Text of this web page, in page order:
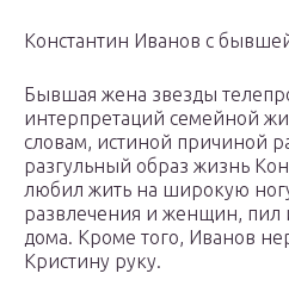
Константин Иванов с
Бывшая жена звезды
интерпретаций семейной
словам, истиной причиной
разгульный образ жизнь
любил жить на широкую
развлечения и женщин, пил
дома. Кроме того, Иванов
Кристину руку.